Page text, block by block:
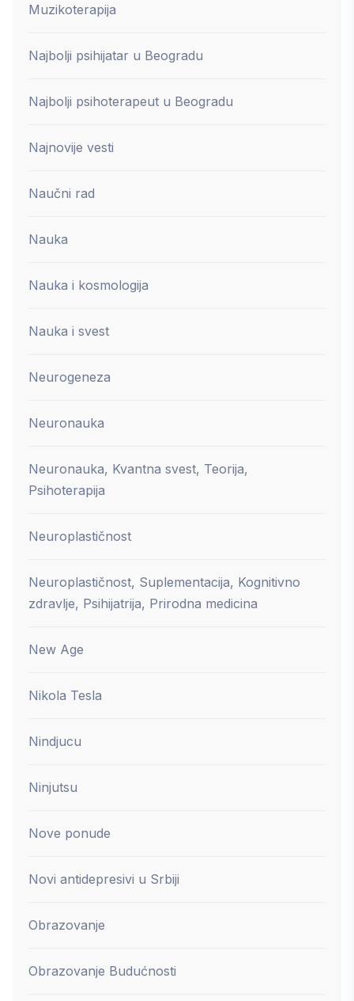
Muzikoterapija
Najbolji psihijatar u Beogradu
Najbolji psihoterapeut u Beogradu
Najnovije vesti
Naučni rad
Nauka
Nauka i kosmologija
Nauka i svest
Neurogeneza
Neuronauka
Neuronauka, Kvantna svest, Teorija,
Psihoterapija
Neuroplastičnost
Neuroplastičnost, Suplementacija, Kognitivno
zdravlje, Psihijatrija, Prirodna medicina
New Age
Nikola Tesla
Nindjucu
Ninjutsu
Nove ponude
Novi antidepresivi u Srbiji
Obrazovanje
Obrazovanje Budućnosti